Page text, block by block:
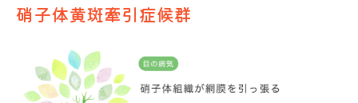
硝子体黄斑牽引症候群